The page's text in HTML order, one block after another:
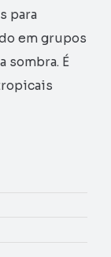
para
em grupos
sombra. É